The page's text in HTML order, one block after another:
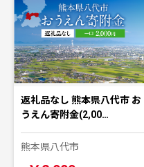
返礼品なし 熊本県八代市 お
うえん寄附金(2,00…
熊本県八代市